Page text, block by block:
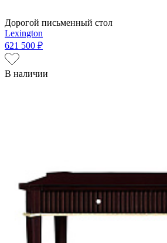
Дорогой письменный стол
Lexington
621 500 ₽
В наличии